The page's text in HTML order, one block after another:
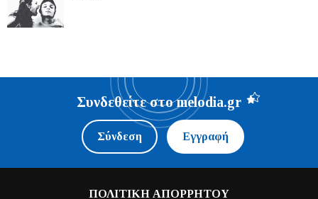
Συνδεθείτε στο melodia.gr
Σύνδεση Εγγραφή
ΠΟΛΙΤΙΚΗ ΑΠΟΡΡΗΤΟΥ